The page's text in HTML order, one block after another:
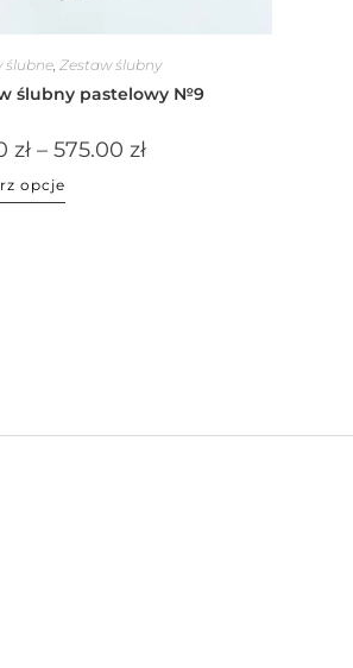
ślubne, Zestaw ślubny
ślubny pastelowy №9
zł – 575.00 zł
opcje